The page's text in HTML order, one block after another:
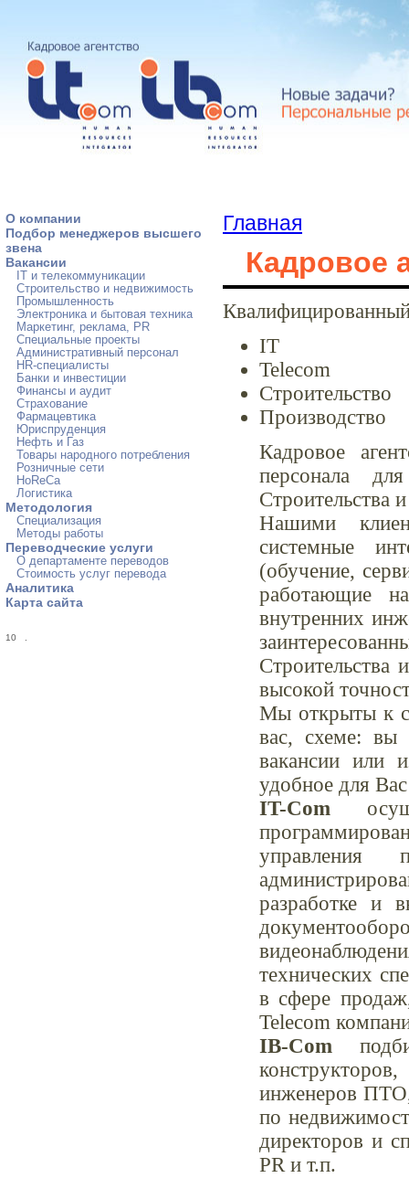
О компании
Подбор менеджеров высшего
звена
Вакансии
IT и телекоммуникации
Строительство и недвижимость
Промышленность
Электроника и бытовая техника
Маркетинг, реклама, PR
Специальные проекты
Административный персонал
HR-специалисты
Банки и инвестиции
Финансы и аудит
Страхование
Фармацевтика
Юриспруденция
Нефть и Газ
Товары народного потребления
Розничные сети
HoReCa
Логистика
Методология
Специализация
Методы работы
Переводческие услуги
О департаменте переводов
Стоимость услуг перевода
Аналитика
Карта сайта
10
Главная
Кадровое
IT
Telecom
Строительство
Производство
Кадровое
персонала
Строительства
Нашими
системные
(обучение,
работающие
внутренних
Строительства
высокой
Мы открыты к
вас, схеме: вы
вакансии или
удобное для
IT-Com
управления
разработке и
технических
в сфере
Telecom
IB-Com
инженеров ПТО,
по
директоров и
PR и т.п.